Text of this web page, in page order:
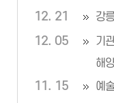
12. 21 강
12. 05
기
해
11. 15 예